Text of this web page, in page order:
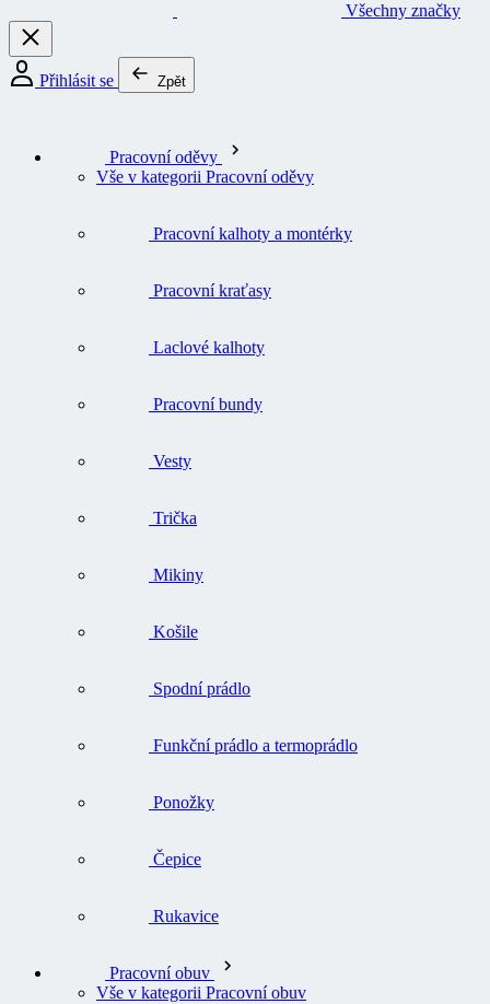
Všechny značky
Přihlásit se Zpět
Pracovní oděvy
Vše v kategorii Pracovní oděvy
Pracovní kalhoty a montérky
Pracovní kraťasy
Laclové kalhoty
Pracovní bundy
Vesty
Trička
Mikiny
Košile
Spodní prádlo
Funkční prádlo a termoprádlo
Ponožky
Čepice
Rukavice
Pracovní obuv
Vše v kategorii Pracovní obuv